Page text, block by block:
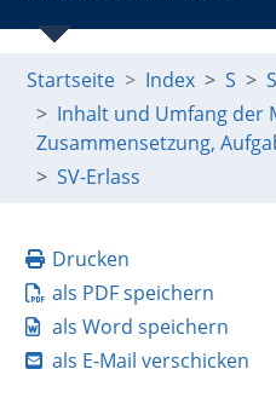
Startseite Index S
Inhalt und Umfang der
Zusammensetzung,
SV-Erlass
Drucken
als PDF speichern
als Word speichern
als E-Mail verschicken